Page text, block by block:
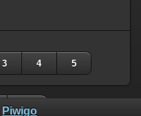
3 4 5
Piwigo